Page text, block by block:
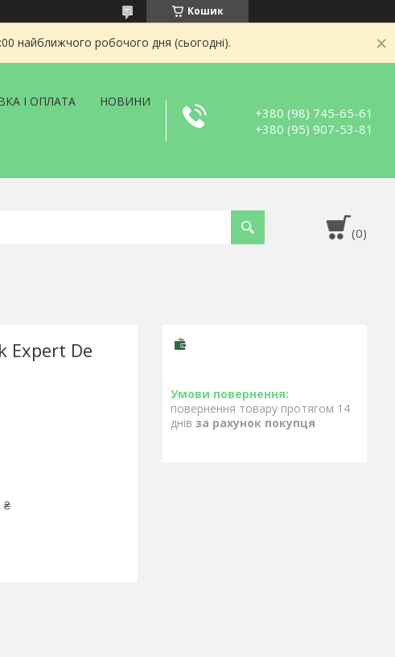
Кошик
найближчого робочого дня (сьогодні).
І ОПЛАТА НОВИНИ
+380 (98) 745-65-61
+380 (95) 907-53-81
Expert De
₴
повернення товару протягом 14
днів за рахунок покупця